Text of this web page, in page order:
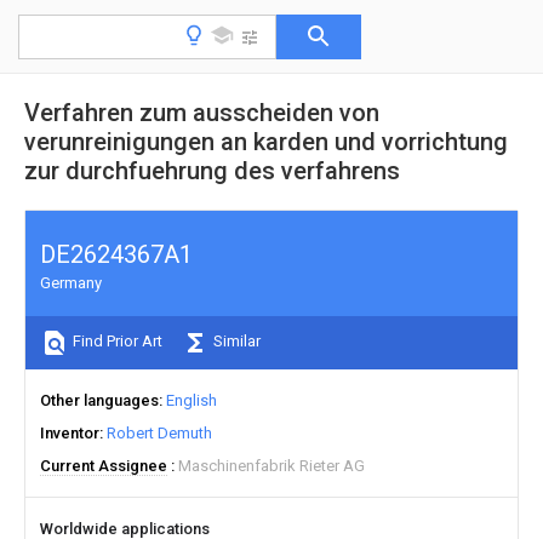
Verfahren zum ausscheiden von
verunreinigungen an karden und vorrichtung
zur durchfuehrung des verfahrens
DE2624367A1
Germany
Find Prior Art Similar
Other languages English
Inventor Robert Demuth
Current Assignee
Maschinenfabrik Rieter AG
Worldwide applications